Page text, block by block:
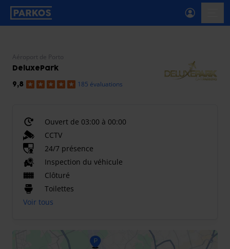
étiquette-de-navigation-principale
Aéroport de Porto
DeluxePark
9,8 185 évaluations
Ouvert de 03:00 à 00:00
CCTV
24/7 présence
Inspection du véhicule
Clôturé
Toilettes
Voir tous